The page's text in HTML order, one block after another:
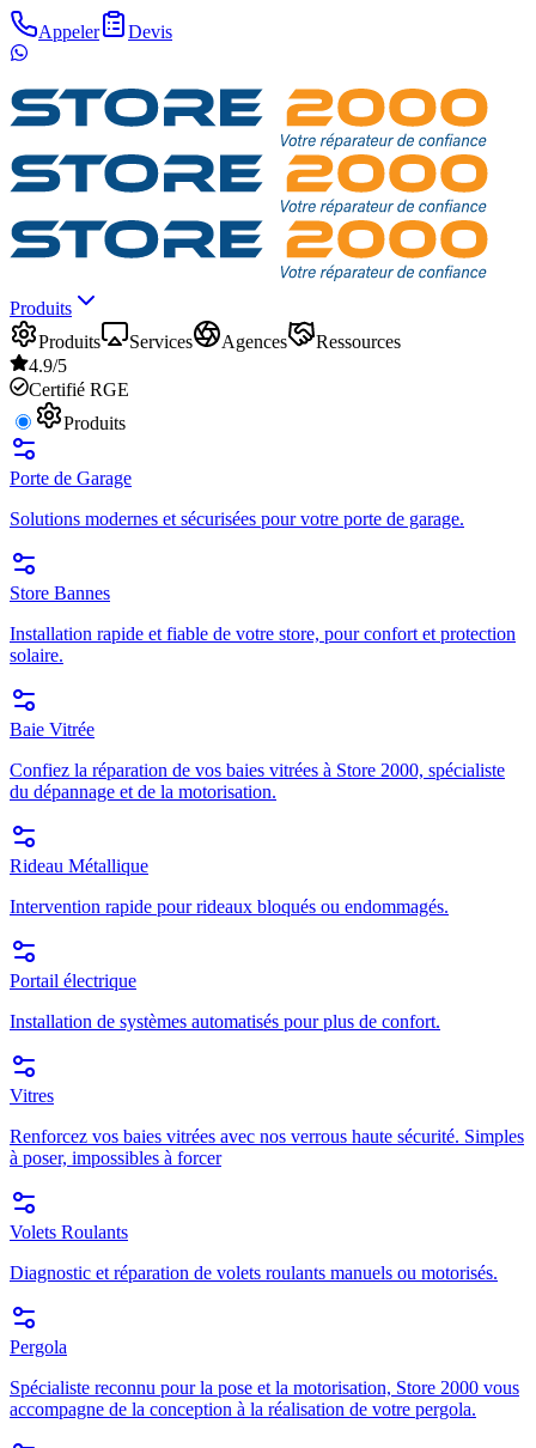
Appeler Devis
Produits
Produits
Services Agences
Ressources
4.9/5
Certifié RGE
Produits
Porte de Garage
Solutions modernes et sécurisées pour votre porte de garage.
Store Bannes
Installation rapide et fiable de votre store, pour confort et protection
solaire.
Baie Vitrée
Confiez la réparation de vos baies vitrées à Store 2000, spécialiste
du dépannage et de la motorisation.
Rideau Métallique
Intervention rapide pour rideaux bloqués ou endommagés.
Portail électrique
Installation de systèmes automatisés pour plus de confort.
Vitres
Renforcez vos baies vitrées avec nos verrous haute sécurité. Simples
à poser, impossibles à forcer
Volets Roulants
Diagnostic et réparation de volets roulants manuels ou motorisés.
Pergola
Spécialiste reconnu pour la pose et la motorisation, Store 2000 vous
accompagne de la conception à la réalisation de votre pergola.